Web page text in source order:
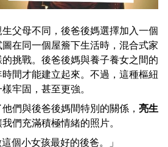
父母不同，後爸後媽選擇加入一個
在同一個屋簷下生活時，混合式家
挑戰。後爸後媽與養子養女之間的
間才能建立起來。不過，這種樞紐
牢固，甚至更強。
們與後爸後媽間特別的關係， 亮生
們充滿積極情緒的照片。
個小女孩最好的後爸。」